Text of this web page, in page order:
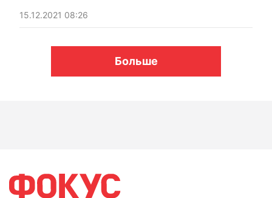
15.12.2021 08:26
Больше